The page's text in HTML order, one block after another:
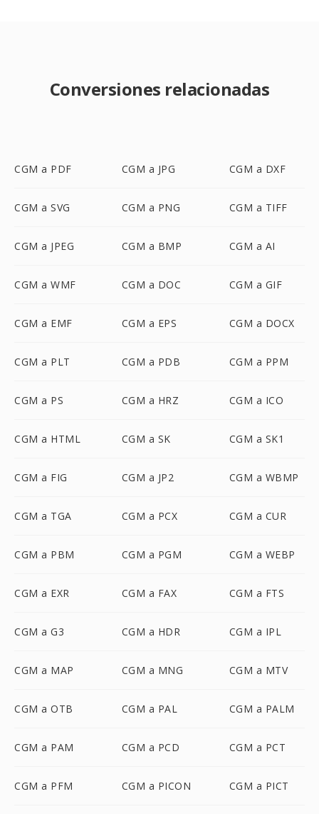
Conversiones relacionadas
CGM a PDF CGM a JPG CGM a DXF
CGM a SVG CGM a PNG CGM a TIFF
CGM a JPEG CGM a BMP CGM a AI
CGM a WMF CGM a DOC CGM a GIF
CGM a EMF CGM a EPS CGM a DOCX
CGM a PLT CGM a PDB CGM a PPM
CGM a PS CGM a HRZ CGM a ICO
CGM a HTML CGM a SK CGM a SK1
CGM a FIG CGM a JP2 CGM a WBMP
CGM a TGA CGM a PCX CGM a CUR
CGM a PBM CGM a PGM CGM a WEBP
CGM a EXR CGM a FAX CGM a FTS
CGM a G3 CGM a HDR CGM a IPL
CGM a MAP CGM a MNG CGM a MTV
CGM a OTB CGM a PAL CGM a PALM
CGM a PAM CGM a PCD CGM a PCT
CGM a PFM CGM a PICON CGM a PICT